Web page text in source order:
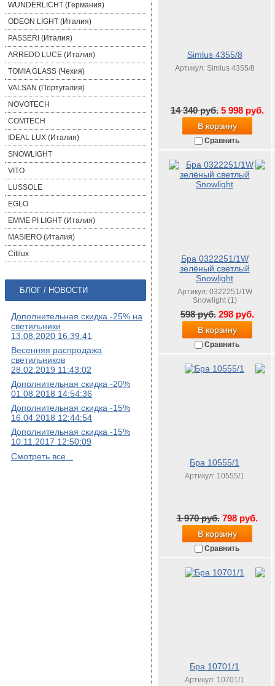
WUNDERLICHT (Германия)
ODEON LIGHT (Италия)
PASSERI (Италия)
ARREDO LUCE (Италия)
TOMIA GLASS (Чехия)
VALSAN (Португалия)
NOVOTECH
COMTECH
IDEAL LUX (Италия)
SNOWLIGHT
VITO
LUSSOLE
EGLO
EMME PI LIGHT (Италия)
MASIERO (Италия)
Citilux
БЛОГ / НОВОСТИ
Дополнительная скидка -25% на
светильники
13.08.2020 16:39:41
Весенняя распродажа
светильников
28.02.2019 11:43:02
Дополнительная скидка -20%
01.08.2018 14:54:36
Дополнительная скидка -15%
16.04.2018 12:44:54
Дополнительная скидка -15%
10.11.2017 12:50:09
Смотреть все...
Simlus 4355/8
Артикул: Simlus 4355/8
14 340 руб. 5 998 руб.
В корзину
Сравнить
Бра 0322251/1W
зелёный светлый
Snowlight
Артикул: 0322251/1W
Snowlight (1)
598 руб. 298 руб.
В корзину
Сравнить
Бра 10555/1
Артикул: 10555/1
1 970 руб. 798 руб.
В корзину
Сравнить
Бра 10701/1
Артикул: 10701/1